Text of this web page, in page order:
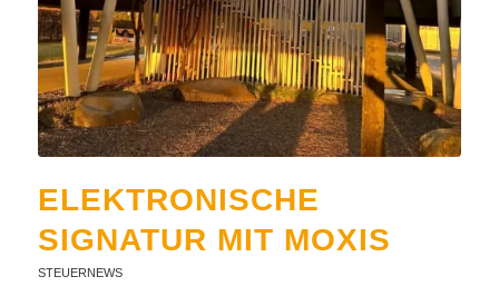
ELEKTRONISCHE
SIGNATUR MIT MOXIS
STEUERNEWS